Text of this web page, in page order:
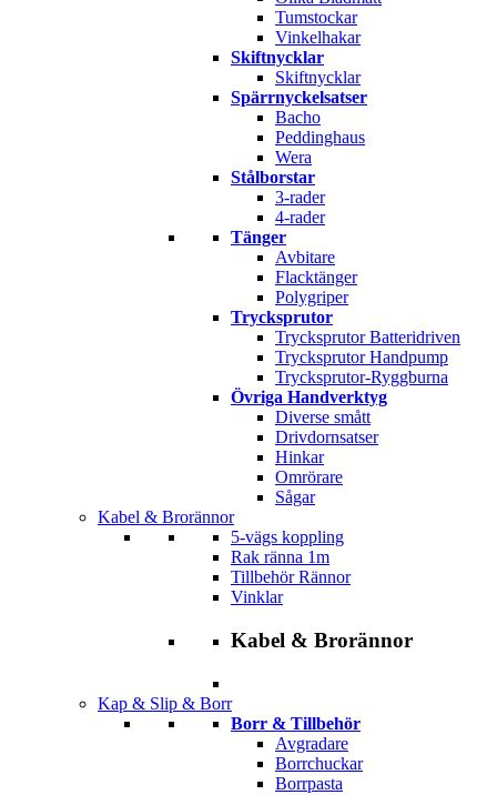
Tumstockar
Vinkelhakar
Skiftnycklar
Skiftnycklar
Spärrnyckelsatser
Bacho
Peddinghaus
Wera
Stålborstar
3-rader
4-rader
Tänger
Avbitare
Flacktänger
Polygriper
Trycksprutor
Trycksprutor Batteridriven
Trycksprutor Handpump
Trycksprutor-Ryggburna
Övriga Handverktyg
Diverse smått
Drivdornsatser
Hinkar
Omrörare
Sågar
Kabel & Brorännor
5-vägs koppling
Rak ränna 1m
Tillbehör Rännor
Vinklar
Kabel & Brorännor
Kap & Slip & Borr
Borr & Tillbehör
Avgradare
Borrchuckar
Borrpasta